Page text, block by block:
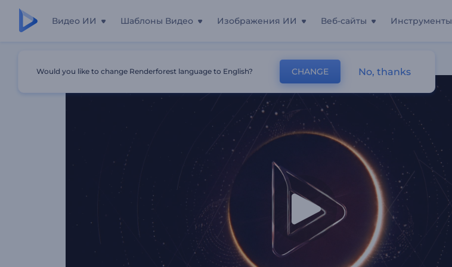
Видео ИИ Шаблоны Видео Изображения ИИ Веб-сайты Инструменты
Would you like to change Renderforest language to English? CHANGE No, thanks